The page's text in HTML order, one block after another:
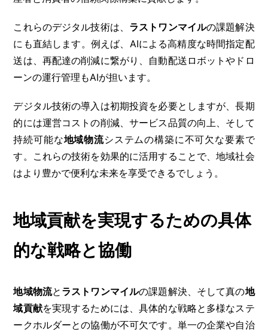
これらのデジタル技術は、 ラストワンマイルの課題解決
にも直結します。例えば、AIによる高精度な時間指定配
送は、再配達の削減に繋がり、自動配送ロボットやドロ
ーンの運行管理もAIが担います。
デジタル技術の導入は初期投資を必要としますが、長期
的には運営コストの削減、サービス品質の向上、そして
持続可能な地域物流システムの構築に不可欠な要素で
す。これらの技術を効果的に活用することで、地域社会
はより豊かで便利な未来を享受できるでしょう。
地域貢献を実現するための具体
的な戦略と協働
地域物流と ラストワンマイルの課題解決、そして真の地
域貢献を実現するためには、具体的な戦略と多様なステ
ークホルダーとの協働が不可欠です。単一の企業や自治